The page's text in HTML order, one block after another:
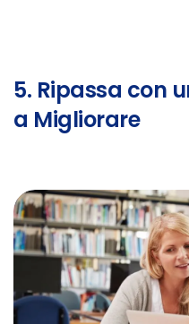
5. Ripassa con
a Migliorare